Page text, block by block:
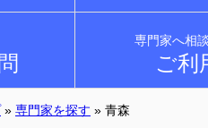
» 専門家を探す » 青森
専門家へ相
ご利